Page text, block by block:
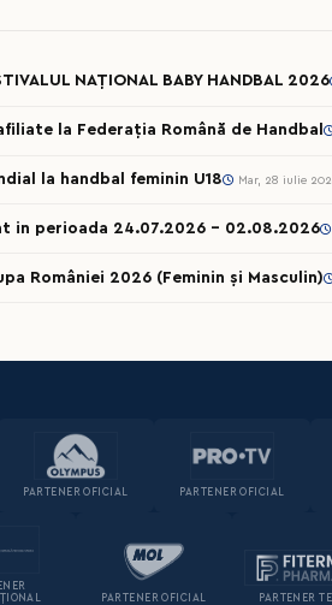
NAȚIONAL BABY HANDBAL 2026
la Federația Română de Handbal
la handbal feminin U18 Mar, 28 iulie
in perioada 24.07.2026 – 02.08.2026
României 2026 (Feminin și Masculin)
PARTENER OFICIAL PARTENER OFICIAL
PARTENER OFICIAL PARTENER